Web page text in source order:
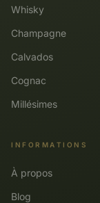
Whisky
Champagne
Calvados
Cognac
Millésimes
INFORMATIONS
À propos
Blog